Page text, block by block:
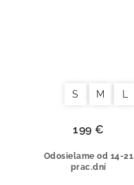
S M L
Odosielame od 14-21
prac.dní
199 €